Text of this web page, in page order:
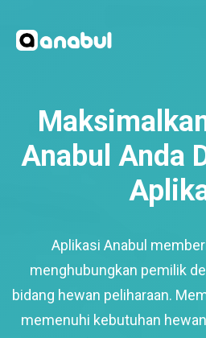
Anabul Anda
Aplikasi Anabul
menghubungkan pemilik
bidang hewan peliharaan.
memenuhi kebutuhan